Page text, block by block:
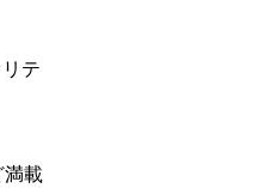
テ
満載